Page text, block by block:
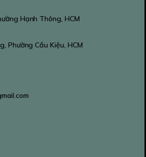
Hạnh Thông, HCM
Phường Cầu Kiệu, HCM